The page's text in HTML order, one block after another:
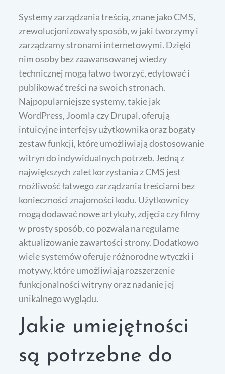
Systemy zarządzania treścią, znane jako CMS,
zrewolucjonizowały sposób, w jaki tworzymy i
zarządzamy stronami internetowymi. Dzięki
nim osoby bez zaawansowanej wiedzy
technicznej mogą łatwo tworzyć, edytować i
publikować treści na swoich stronach.
Najpopularniejsze systemy, takie jak
WordPress, Joomla czy Drupal, oferują
intuicyjne interfejsy użytkownika oraz bogaty
zestaw funkcji, które umożliwiają dostosowanie
witryn do indywidualnych potrzeb. Jedną z
największych zalet korzystania z CMS jest
możliwość łatwego zarządzania treściami bez
konieczności znajomości kodu. Użytkownicy
mogą dodawać nowe artykuły, zdjęcia czy filmy
w prosty sposób, co pozwala na regularne
aktualizowanie zawartości strony. Dodatkowo
wiele systemów oferuje różnorodne wtyczki i
motywy, które umożliwiają rozszerzenie
funkcjonalności witryny oraz nadanie jej
unikalnego wyglądu.
Jakie umiejętności
są potrzebne do